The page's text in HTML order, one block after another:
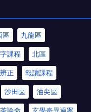
區 九龍區
課程 北區
正 報讀課程
沙田區 油尖區